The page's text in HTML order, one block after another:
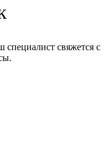
специалист свяжется с